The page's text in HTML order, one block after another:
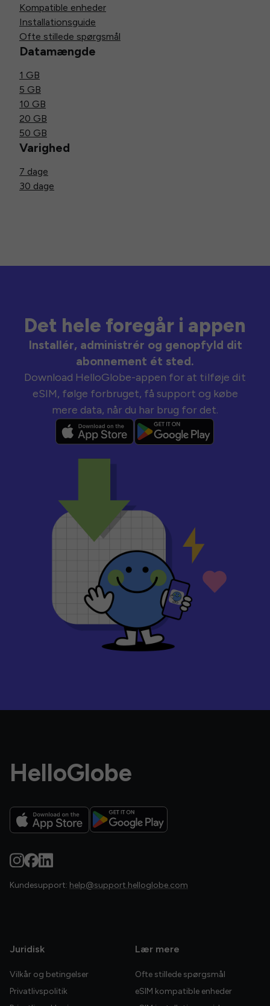
Kompatible enheder
Installationsguide
Ofte stillede spørgsmål
Datamængde
1 GB
5 GB
10 GB
20 GB
50 GB
Varighed
7 dage
30 dage
Det hele foregår i appen
Installér, administrér og genopfyld dit
abonnement ét sted.
Download HelloGlobe-appen for at tilføje dit
eSIM, følge forbruget, få support og købe
mere data, når du har brug for det.
HelloGlobe
Kundesupport: help@support.helloglobe.com
Juridisk
Vilkår og betingelser
Privatlivspolitik
Lær mere
Ofte stillede spørgsmål
eSIM kompatible enheder